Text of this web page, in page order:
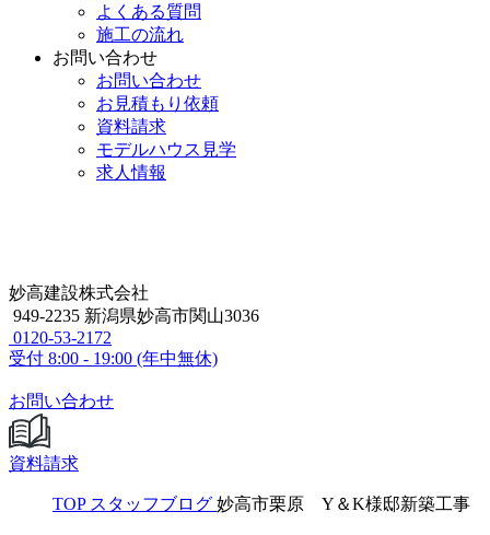
よくある質問
施工の流れ
お問い合わせ
お問い合わせ
お見積もり依頼
資料請求
モデルハウス見学
求人情報
妙高建設株式会社
949-2235 新潟県妙高市関山3036
0120-53-2172
受付 8:00 - 19:00 (年中無休)
お問い合わせ
資料請求
TOP スタッフブログ 妙高市栗原 Y＆K様邸新築工事